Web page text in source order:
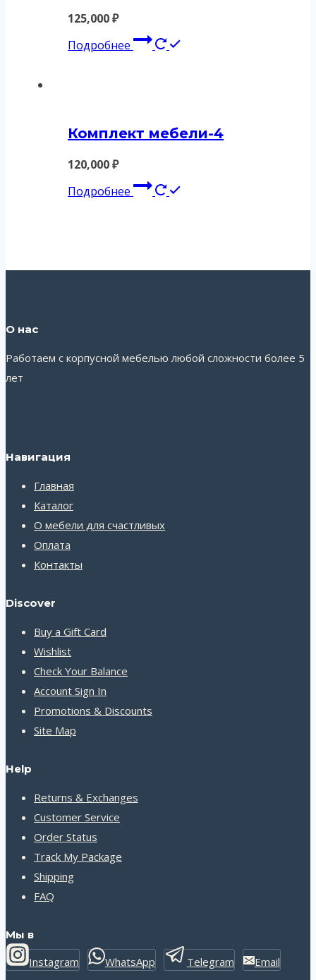
125,000₽
Подробнее
Комплект мебели-4
120,000₽
Подробнее
О нас
Работаем с корпусной мебелью любой сложности более 5
лет
Навигация
Главная
Каталог
О мебели для счастливых
Оплата
Контакты
Discover
Buy a Gift Card
Wishlist
Check Your Balance
Account Sign In
Promotions & Discounts
Site Map
Help
Returns & Exchanges
Customer Service
Order Status
Track My Package
Shipping
FAQ
Мы в
Instagram WhatsApp Telegram Email